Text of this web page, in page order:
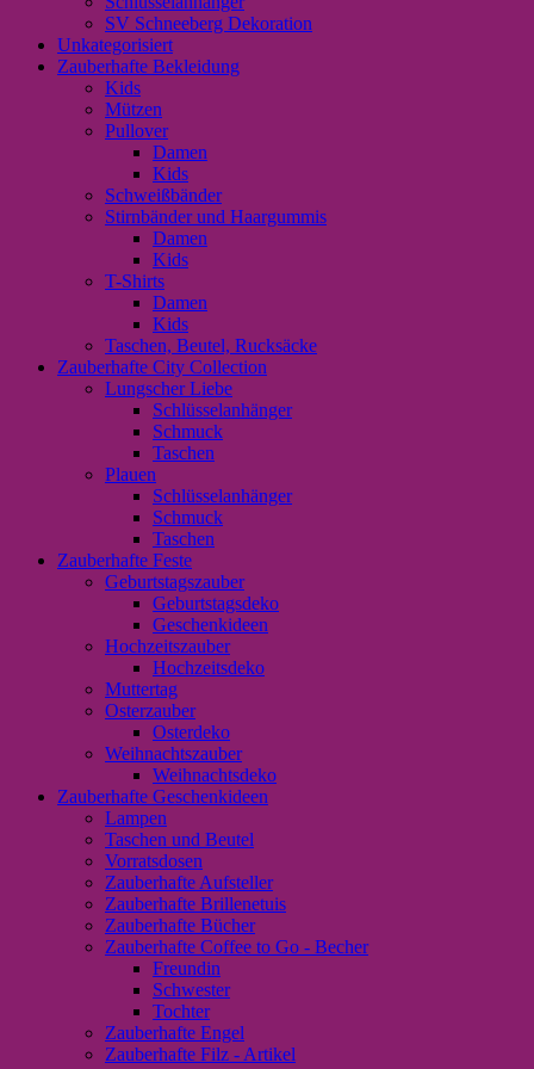
SV Schneeberg Dekoration
Unkategorisiert
Zauberhafte Bekleidung
Kids
Mützen
Pullover
Damen
Kids
Schweißbänder
Stirnbänder und Haargummis
Damen
Kids
T-Shirts
Damen
Kids
Taschen, Beutel, Rucksäcke
Zauberhafte City Collection
Lungscher Liebe
Schlüsselanhänger
Schmuck
Taschen
Plauen
Schlüsselanhänger
Schmuck
Taschen
Zauberhafte Feste
Geburtstagszauber
Geburtstagsdeko
Geschenkideen
Hochzeitszauber
Hochzeitsdeko
Muttertag
Osterzauber
Osterdeko
Weihnachtszauber
Weihnachtsdeko
Zauberhafte Geschenkideen
Lampen
Taschen und Beutel
Vorratsdosen
Zauberhafte Aufsteller
Zauberhafte Brillenetuis
Zauberhafte Bücher
Zauberhafte Coffee to Go - Becher
Freundin
Schwester
Tochter
Zauberhafte Engel
Zauberhafte Filz - Artikel